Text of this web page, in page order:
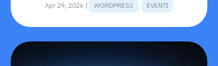
Apr 29, 2026 | WORDPRESS , EVENTI